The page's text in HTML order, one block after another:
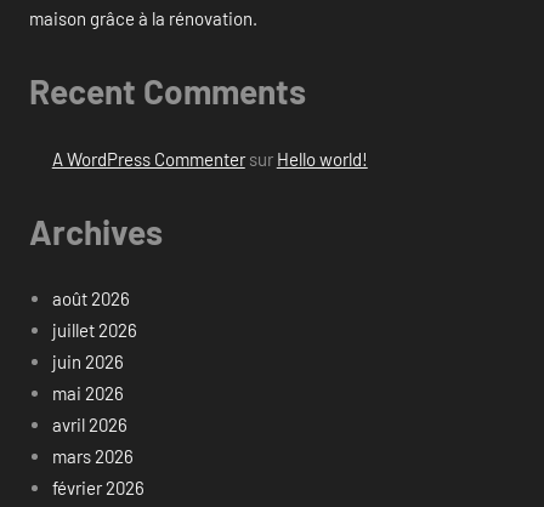
maison grâce à la rénovation.
Recent Comments
A WordPress Commentersur Hello world!
Archives
août 2026
juillet 2026
juin 2026
mai 2026
avril 2026
mars 2026
février 2026